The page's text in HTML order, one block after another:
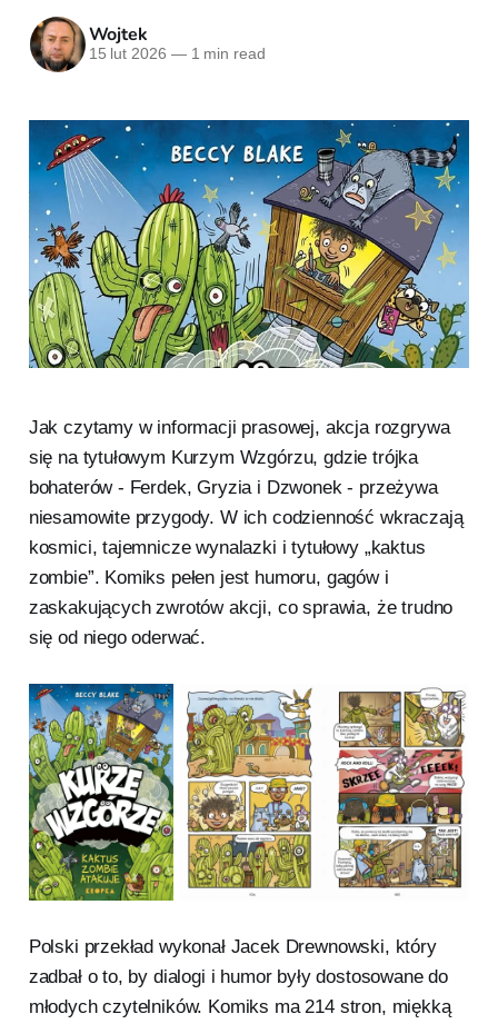
Wojtek
15 lut 2026 —1 min read
Jak czytamy w informacji prasowej, akcja rozgrywa
się na tytułowym Kurzym Wzgórzu, gdzie trójka
bohaterów - Ferdek, Gryzia i Dzwonek - przeżywa
niesamowite przygody. W ich codzienność wkraczają
kosmici, tajemnicze wynalazki i tytułowy „kaktus
zombie”. Komiks pełen jest humoru, gagów i
zaskakujących zwrotów akcji, co sprawia, że trudno
się od niego oderwać.
Polski przekład wykonał Jacek Drewnowski, który
zadbał o to, by dialogi i humor były dostosowane do
młodych czytelników. Komiks ma 214 stron, miękką